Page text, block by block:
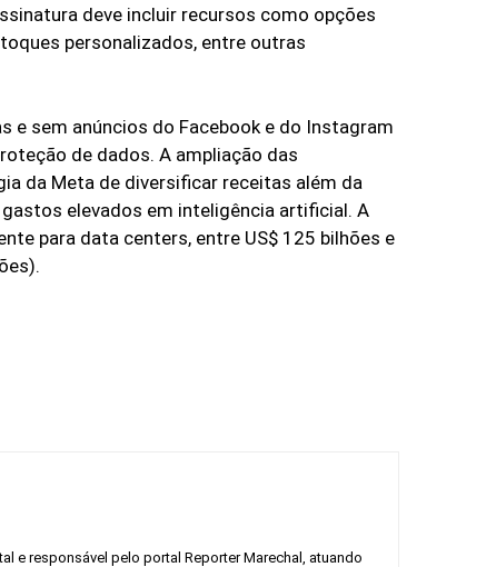
deve incluir recursos como opções
personalizados, entre outras
e sem anúncios do Facebook e do Instagram
de dados. A ampliação das
da Meta de diversificar receitas além da
elevados em inteligência artificial. A
para data centers, entre US$ 125 bilhões e
e responsável pelo portal Reporter Marechal, atuando